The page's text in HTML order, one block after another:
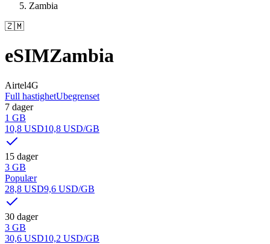
Zambia
🇿🇲
eSIMZambia
Airtel4G
Full hastighetUbegrenset
7 dager
1 GB
10,8 USD10,8 USD/GB
15 dager
3 GB
Populær
28,8 USD9,6 USD/GB
30 dager
3 GB
30,6 USD10,2 USD/GB